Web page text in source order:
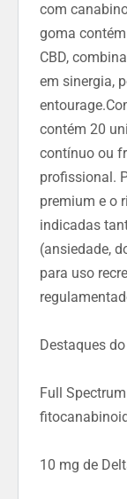
com
goma
CBD,
em sinergia,
contém 20
contínuo ou
profissional.
premium e o
indicadas
(ansiedade,
para uso
Destaques
Full
10 mg de